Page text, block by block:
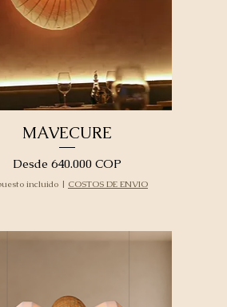
MAVECURE
Desde 640.000 COP
Precio de oferta
incluido| COSTOS DE ENVIO